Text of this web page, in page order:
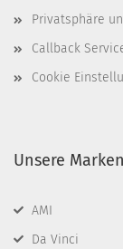
Privatsphäre
Callback
Cookie
Unsere Marken
AMI
Da Vinci